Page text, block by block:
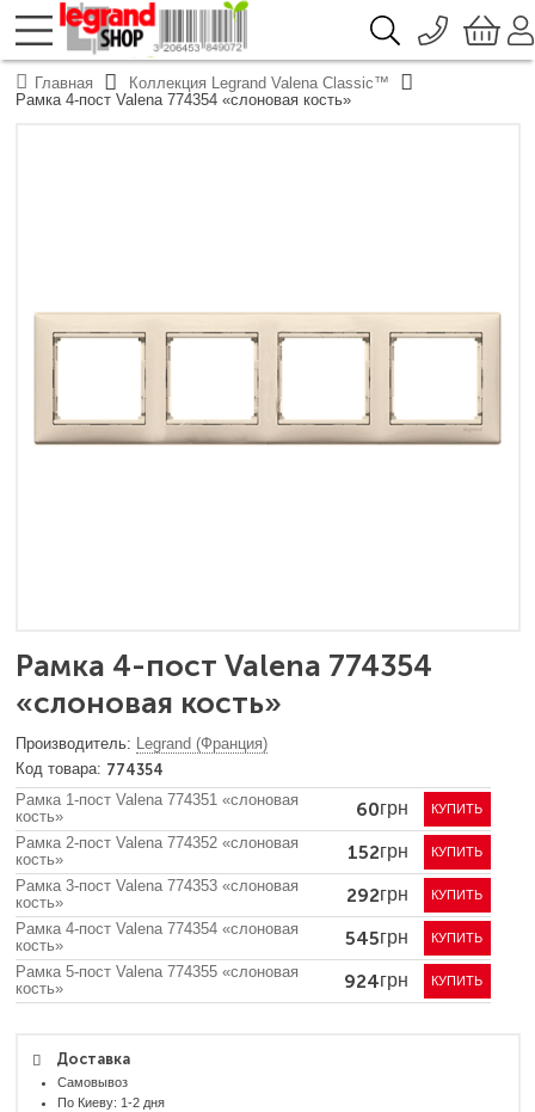
Рамка 4-пост Valena 774354
«слоновая кость»
Доставка
Самовывоз
По Киеву: 1-2 дня
Legrand (Франция)
774354
Рамка 1-пост Valena 774351 «слоновая
кость»
60грн КУПИТЬ
Рамка 2-пост Valena 774352 «слоновая
кость»
152грн КУПИТЬ
Рамка 3-пост Valena 774353 «слоновая
кость»
292грн КУПИТЬ
Рамка 4-пост Valena 774354 «слоновая
кость»
545грн КУПИТЬ
Рамка 5-пост Valena 774355 «слоновая
кость»
924грн КУПИТЬ
О компании
Доставка
096 776-72-46
044 390-66-40
Главная
Коллекция Legrand Valena Classic™
Рамка 4-пост Valena 774354 «слоновая кость»